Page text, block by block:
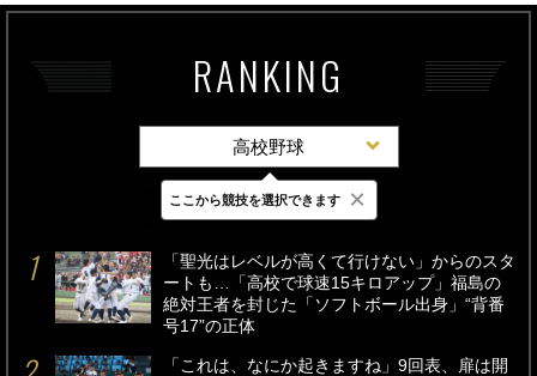
RANKING
高校野球
最新 24時間 週間
「聖光はレベルが高くて行けない」からのスタ
ートも…「高校で球速15キロアップ」福島の
絶対王者を封じた「ソフトボール出身」“背番
号17”の正体
「これは、なにか起きますね」9回表、扉は開
ここから競技を選択できます ×